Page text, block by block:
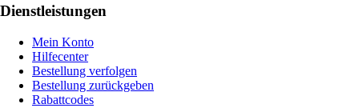
Dienstleistungen
Mein Konto
Hilfecenter
Bestellung verfolgen
Bestellung zurückgeben
Rabattcodes